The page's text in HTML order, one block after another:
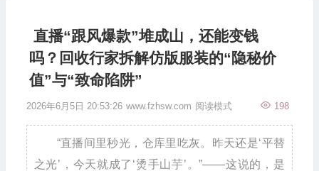
直播“跟风爆款”堆成山，还能变钱
吗？回收行家拆解仿版服装的“隐秘价
值”与“致命陷阱”
2026年6月5日 20:53:26 www.fzhsw.com 198
阅读模式
“直播间里秒光，仓库里吃灰。昨天还是‘平替
之光’，今天就成了‘烫手山芋’。”——这说的，是